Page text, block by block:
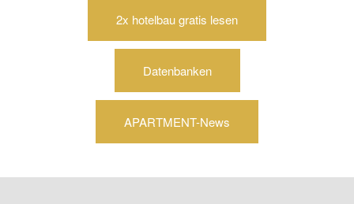
2x hotelbau gratis lesen
Datenbanken
APARTMENT-News